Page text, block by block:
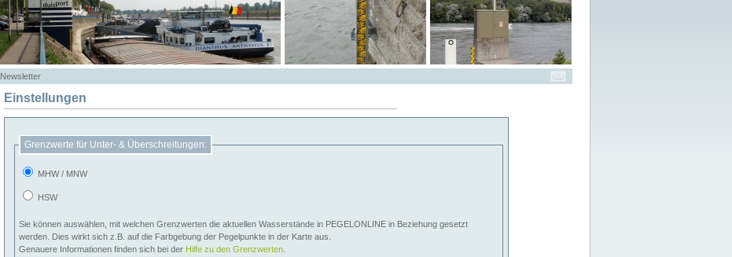
Newsletter
Einstellungen
Grenzwerte für Unter- & Überschreitungen:
MHW / MNW
HSW
Sie können auswählen, mit welchen Grenzwerten die aktuellen Wasserstände in PEGELONLINE in Beziehung gesetzt
werden. Dies wirkt sich z.B. auf die Farbgebung der Pegelpunkte in der Karte aus.
Genauere Informationen finden sich bei der Hilfe zu den Grenzwerten